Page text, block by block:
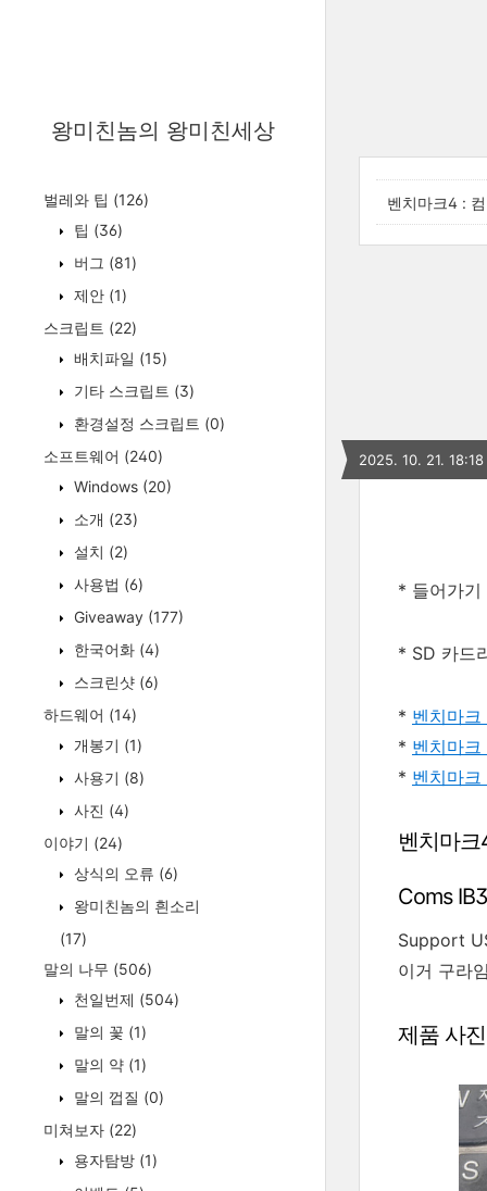
왕미친놈의 왕미친세상
벌레와 팁 (126)
팁 (36)
버그 (81)
제안 (1)
스크립트 (22)
배치파일 (15)
기타 스크립트 (3)
환경설정 스크립트 (0)
소프트웨어 (240)
Windows (20)
소개 (23)
설치 (2)
사용법 (6)
Giveaway (177)
한국어화 (4)
스크린샷 (6)
하드웨어 (14)
개봉기 (1)
사용기 (8)
사진 (4)
이야기 (24)
상식의 오류 (6)
왕미친놈의 흰소리
(17)
말의 나무 (506)
천일번제 (504)
말의 꽃 (1)
말의 약 (1)
말의 껍질 (0)
미쳐보자 (22)
용자탐방 (1)
벤치마크4 :
2025. 10. 21. 18:18
* 들어가기
* SD 카드
* 벤치마크
* 벤치마
* 벤치마
벤치마
Coms
Support
이거 구라
제품 사진